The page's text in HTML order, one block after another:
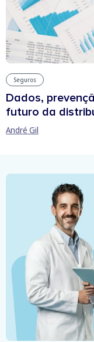
Seguros
Dados,
futuro da
André Gil